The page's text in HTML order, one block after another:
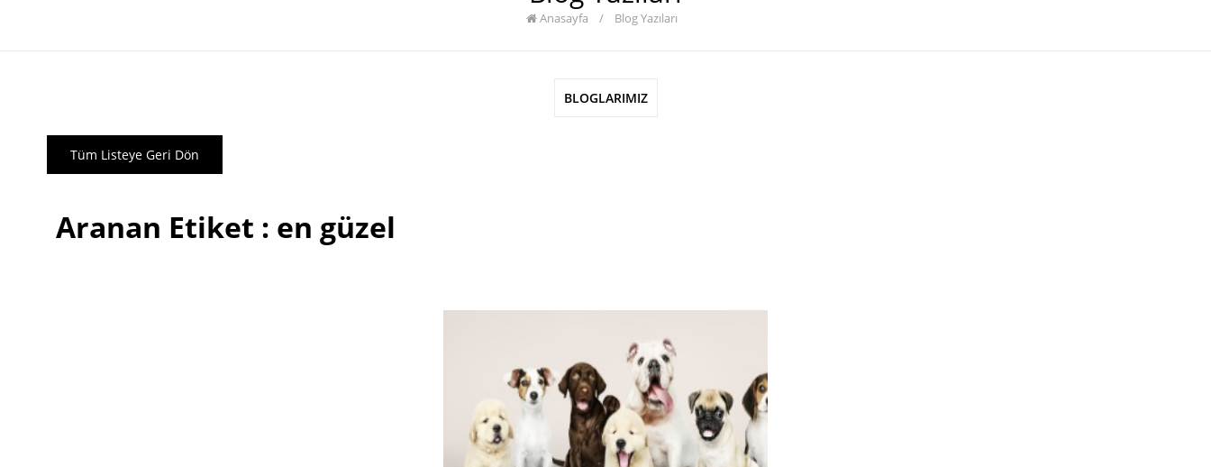
Anasayfa / Blog Yazıları
BLOGLARIMIZ
Tüm Listeye Geri Dön
Aranan Etiket : en güzel